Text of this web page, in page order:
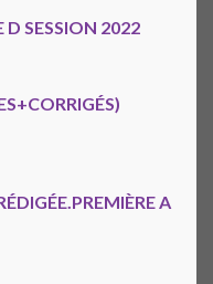
D SESSION 2022
A